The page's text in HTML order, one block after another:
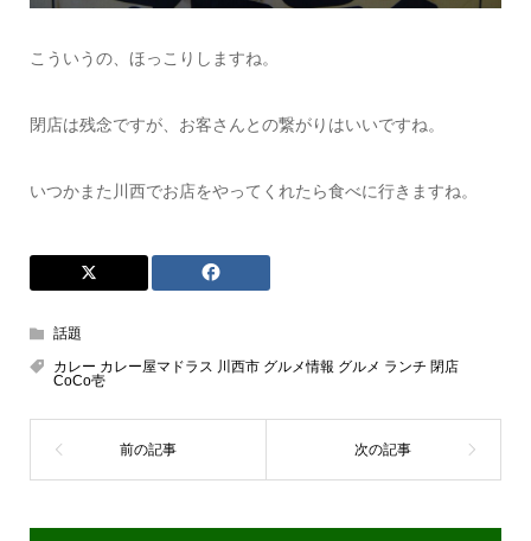
こういうの、ほっこりしますね。
閉店は残念ですが、お客さんとの繋がりはいいですね。
いつかまた川西でお店をやってくれたら食べに行きますね。
話題
カレー カレー屋マドラス 川西市 グルメ情報 グルメ ランチ 閉店
CoCo壱